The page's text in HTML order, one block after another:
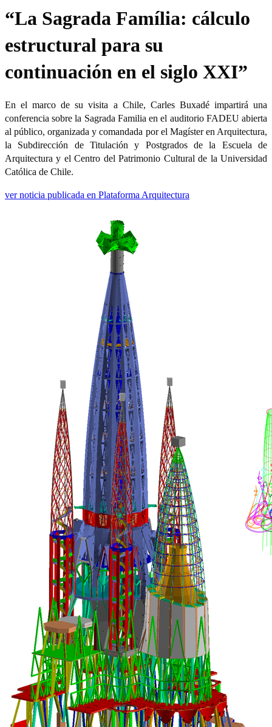
“La Sagrada Família: cálculo
estructural para su
continuación en el siglo XXI”
En el marco de su visita a Chile, Carles Buxadé impartirá una
conferencia sobre la Sagrada Familia en el auditorio FADEU abierta
al público, organizada y comandada por el Magíster en Arquitectura,
la Subdirección de Titulación y Postgrados de la Escuela de
Arquitectura y el Centro del Patrimonio Cultural de la Universidad
Católica de Chile.
ver noticia publicada en Plataforma Arquitectura